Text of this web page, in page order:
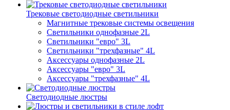
Трековые светодиодные светильники
Магнитные трековые системы освещения
Светильники однофазные 2L
Светильники "евро" 3L
Светильники "трехфазные" 4L
Аксессуары однофазные 2L
Аксессуары "евро" 3L
Аксессуары "трехфазные" 4L
Светодиодные люстры